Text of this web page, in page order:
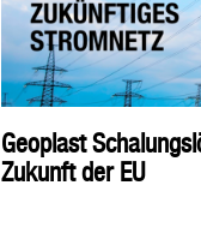
Geoplast
Zukunft der EU